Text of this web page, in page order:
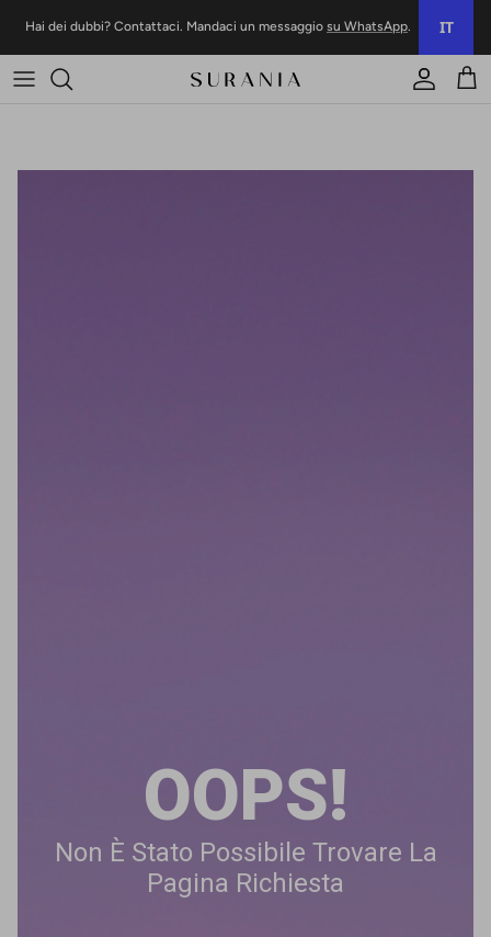
Hai dei dubbi? Contattaci. Mandaci un messaggio su WhatsApp. IT
Conto
OOPS!
Non È Stato Possibile Trovare La
Pagina Richiesta